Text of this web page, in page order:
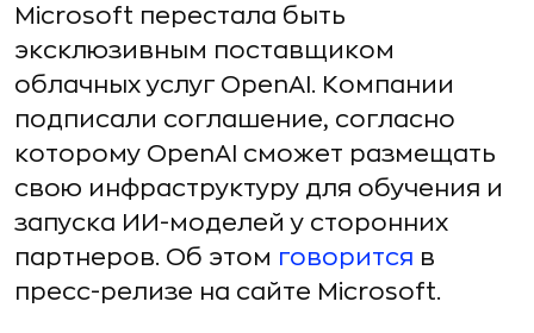
Microsoft перестала быть
эксклюзивным поставщиком
облачных услуг OpenAI. Компании
подписали соглашение, согласно
которому OpenAI сможет размещать
свою инфраструктуру для обучения и
запуска ИИ-моделей у сторонних
партнеров. Об этом говорится в
пресс-релизе на сайте Microsoft.